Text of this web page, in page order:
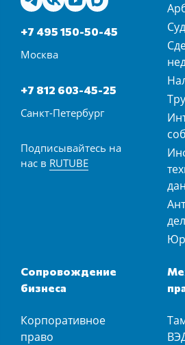
+7 495 150-50-45
Москва
+7 812 603-45-25
Санкт-Петербург
Подписывайтесь на
нас в RUTUBE
Сопровождение
бизнеса
Корпоративное
право